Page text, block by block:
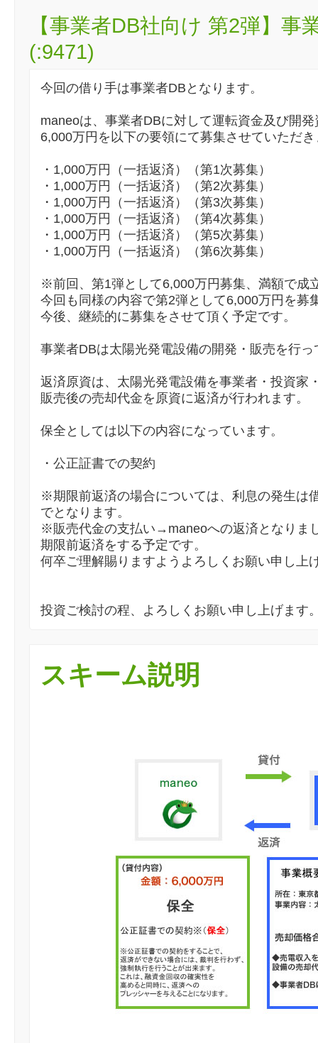
【事業者DB社向け 第2弾】
(:9471)
今回の借り手は事業者DBとなります。
maneoは、事業者DBに対して運転資金及び開
6,000万円を以下の要領にて募集させていただ
・1,000万円（一括返済）（第1次募集）
・1,000万円（一括返済）（第2次募集）
・1,000万円（一括返済）（第3次募集）
・1,000万円（一括返済）（第4次募集）
・1,000万円（一括返済）（第5次募集）
・1,000万円（一括返済）（第6次募集）
※前回、第1弾として6,000万円募集、満額で成
今回も同様の内容で第2弾として6,000万円を募
今後、継続的に募集をさせて頂く予定です。
事業者DBは太陽光発電設備の開発・販売を行っ
返済原資は、太陽光発電設備を事業者・投資家
販売後の売却代金を原資に返済が行われます。
保全としては以下の内容になっています。
・公正証書での契約
※期限前返済の場合については、利息の発生は
でとなります。
※販売代金の支払い→maneoへの返済となりま
期限前返済をする予定です。
何卒ご理解賜りますようよろしくお願い申し上
投資ご検討の程、よろしくお願い申し上げます
スキーム説明